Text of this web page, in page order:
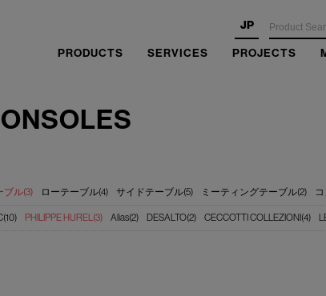
JP
PRODUCTS SERVICES PROJECTS
ブル(3) ローテーブル(4) サイドテーブル(5) ミーティングテーブル(2)
PHILIPPE HUREL(3) Alias(2) DESALTO(2) CECCOTTI COLLEZIONI(4)